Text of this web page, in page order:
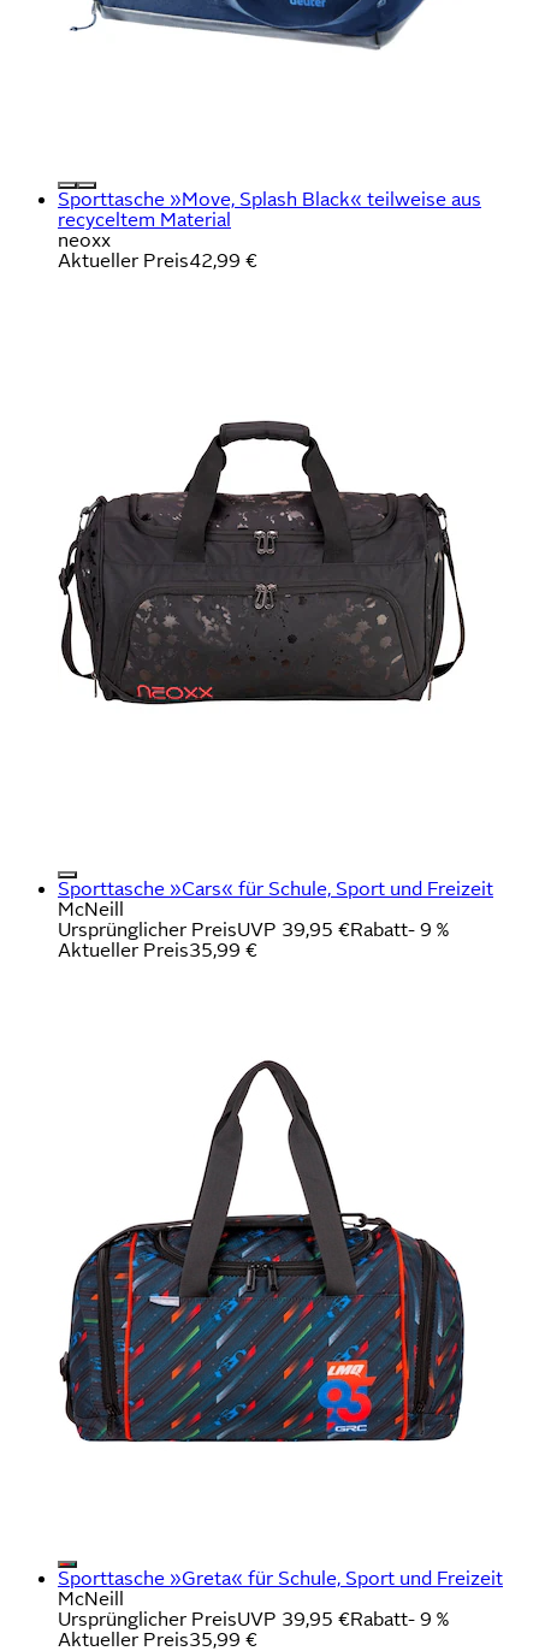
Sporttasche »Move, Splash Black« teilweise aus
recyceltem Material
neoxx
Aktueller Preis42,99 €
Sporttasche »Cars« für Schule, Sport und Freizeit
McNeill
Ursprünglicher PreisUVP 39,95 €Rabatt- 9 %
Aktueller Preis35,99 €
Sporttasche »Greta« für Schule, Sport und Freizeit
McNeill
Ursprünglicher PreisUVP 39,95 €Rabatt- 9 %
Aktueller Preis35,99 €